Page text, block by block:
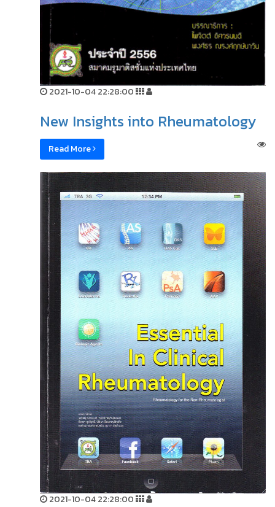
2021-10-04 22:28:00
New Insights into Rheumatology
Read More
2021-10-04 22:28:00